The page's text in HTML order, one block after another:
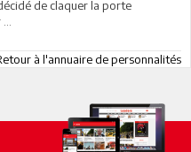
de claquer la porte
à l'annuaire de personnalités